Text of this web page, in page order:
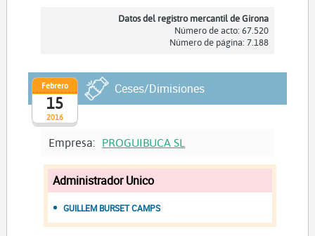
Datos del registro mercantil de Girona
Número de acto: 67.520
Número de página: 7.188
2016
Febrero
15
Ceses/Dimisiones
Empresa: PROGUIBUCA SL
Administrador Unico
GUILLEM BURSET CAMPS